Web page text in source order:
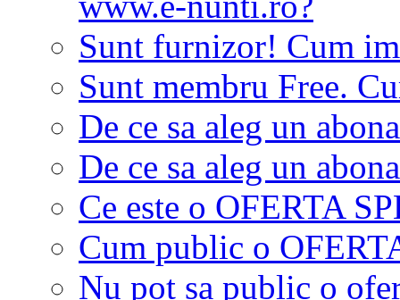
Sunt furnizor! Cum
Sunt membru Free.
De ce sa aleg un
De ce sa aleg un
Ce este o OFERTA
Cum public o
Nu pot sa public o